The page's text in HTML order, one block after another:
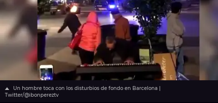
Un hombre toca con los disturbios de fondo en Barcelona |
Twitter/@ibonpereztv